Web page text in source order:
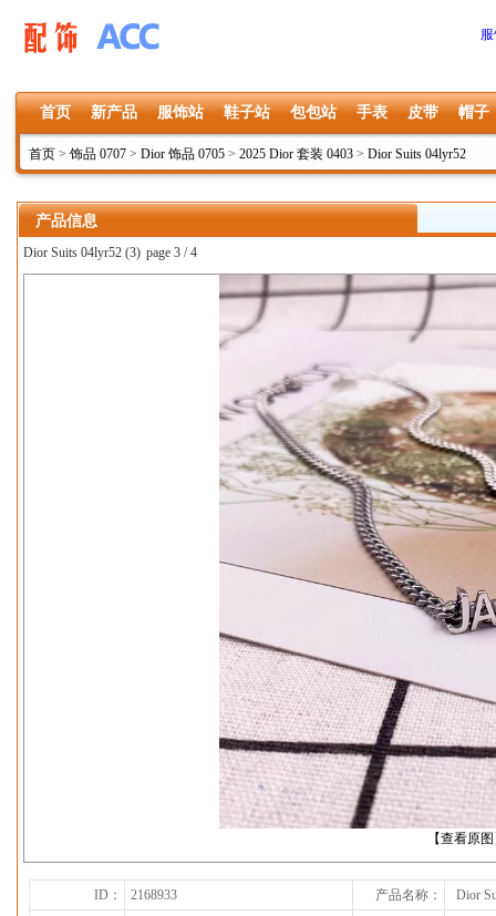
首页 新产品 服饰站 鞋子站 包包站 手表 皮带 帽子
首页 > 饰品 0707 > Dior 饰品 0705 > 2025 Dior 套装 0403 > Dior Suits 04lyr52
产品信息
Dior Suits 04lyr52 (3) page 3 / 4
【查看原
上一张
下一张
ID： 2168933 产品名称：
Dior